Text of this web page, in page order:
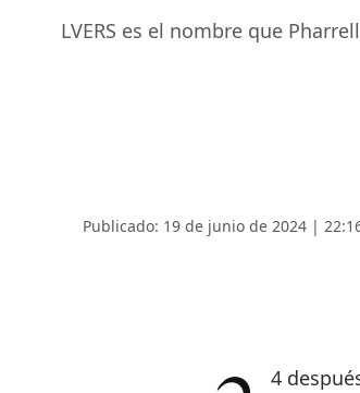
LVERS es el nombre que
Publicado: 19 de junio de 2024 |
24